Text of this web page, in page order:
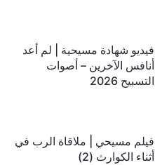
فيديو شهادة مسيحية | لم أعد
أنافس الآخرين – أصوات
التسبيح 2026
فيلم مسيحي | ملاقاة الرب في
أثناء الكوارث (2)